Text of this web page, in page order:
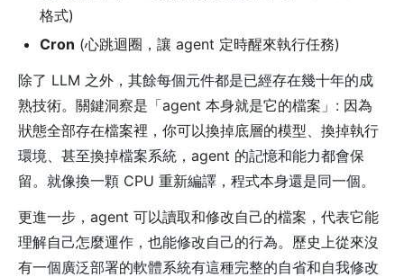
格式)
Cron (心跳迴圈，讓 agent 定時醒來執行任務)
除了 LLM 之外，其餘每個元件都是已經存在幾十年的成
熟技術。關鍵洞察是「agent 本身就是它的檔案」: 因為
狀態全部存在檔案裡，你可以換掉底層的模型、換掉執行
環境、甚至換掉檔案系統，agent 的記憶和能力都會保
留。就像換一顆 CPU 重新編譯，程式本身還是同一個。
更進一步，agent 可以讀取和修改自己的檔案，代表它能
理解自己怎麼運作，也能修改自己的行為。歷史上從來沒
有一個廣泛部署的軟體系統有這種完整的自省和自我修改